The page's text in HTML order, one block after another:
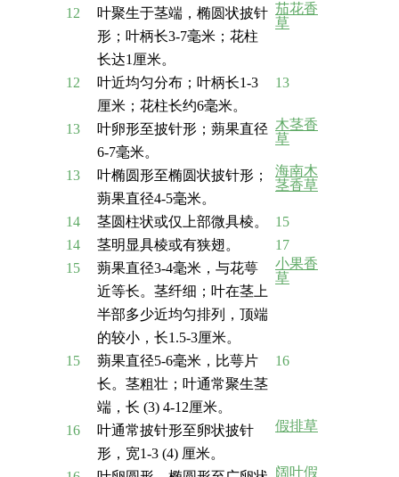
12
叶聚生于茎端，椭圆状披针
形；叶柄长3-7毫米；花柱
长达1厘米。
茄花香
草
12
叶近均匀分布；叶柄长1-3
厘米；花柱长约6毫米。
13
13
叶卵形至披针形；蒴果直径
6-7毫米。
木茎香
草
13
叶椭圆形至椭圆状披针形；
蒴果直径4-5毫米。
海南木
茎香草
14 茎圆柱状或仅上部微具棱。
15
14
茎明显具棱或有狭翅。
17
15
蒴果直径3-4毫米，与花萼
近等长。茎纤细；叶在茎上
半部多少近均匀排列，顶端
的较小，长1.5-3厘米。
小果香
草
15
蒴果直径5-6毫米，比萼片
长。茎粗壮；叶通常聚生茎
端，长 (3) 4-12厘米。
16
16
叶通常披针形至卵状披针
形，宽1-3 (4) 厘米。
假排草
阔叶假